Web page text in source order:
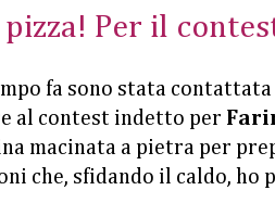
pizza! Per il
fa sono stata
al contest indetto per
macinata a pietra per
che, sfidando il caldo, ho